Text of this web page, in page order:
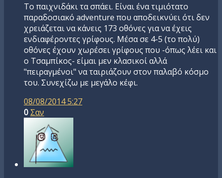
Το παιχνιδάκι τα σπάει. Είναι ένα τιμιότατο
παραδοσιακό adventure που αποδεικνύει ότι δεν
χρειάζεται να κάνεις 173 οθόνες για να έχεις
ενδιαφέροντες γρίφους. Μέσα σε 4-5 (το πολύ)
οθόνες έχουν χωρέσει γρίφους που -όπως λέει και
ο Τσαμπίκος- είμαι μεν κλασικοί αλλά
"πειραγμένοι" να ταιριάζουν στον παλαβό κόσμο
του. Συνεχίζω με μεγάλο κέφι.
08/08/2014 5:27
0 Σαν